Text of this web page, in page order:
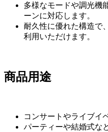
多様なモードや調光機
ーンに対応します。
耐久性に優れた構造で
利用いただけます。
商品用途
コンサートやライブイ
パーティーや結婚式な